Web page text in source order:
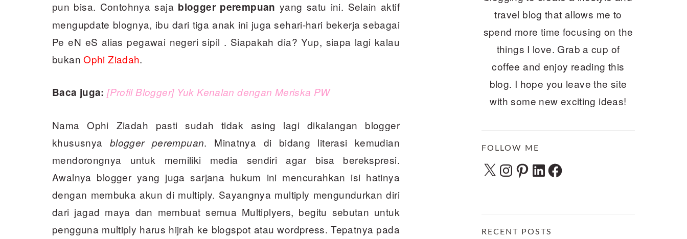
pun bisa. Contohnya saja blogger perempuan yang satu ini. Selain aktif
mengupdate blognya, ibu dari tiga anak ini juga sehari-hari bekerja sebagai
Pe eN eS alias pegawai negeri sipil . Siapakah dia? Yup, siapa lagi kalau
bukanOphi Ziadah.
Baca juga: [Profil Blogger] Yuk Kenalan dengan Meriska PW
Nama Ophi Ziadah pasti sudah tidak asing lagi dikalangan blogger
khususnya blogger perempuan. Minatnya di bidang literasi kemudian
mendorongnya untuk memiliki media sendiri agar bisa berekspresi.
Awalnya blogger yang juga sarjana hukum ini mencurahkan isi hatinya
dengan membuka akun di multiply. Sayangnya multiply mengundurkan diri
dari jagad maya dan membuat semua Multiplyers, begitu sebutan untuk
pengguna multiply harus hijrah ke blogspot atau wordpress. Tepatnya pada
travel blog that allows me to
spend more time focusing on the
things I love. Grab a cup of
coffee and enjoy reading this
blog. I hope you leave the site
with some new exciting ideas!
FOLLOW ME
X Instagram
Pinterest
LinkedInFacebook
RECENT POSTS